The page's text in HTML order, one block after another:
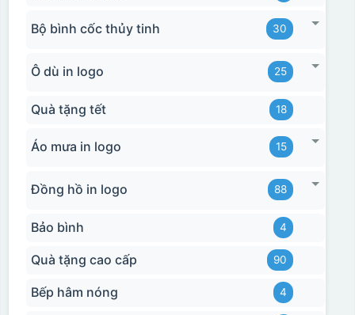
Bộ bình cốc thủy tinh 30
Ô dù in logo 25
Quà tặng tết 18
Áo mưa in logo 15
Đồng hồ in logo 88
Bảo bình 4
Quà tặng cao cấp 90
Bếp hâm nóng 4